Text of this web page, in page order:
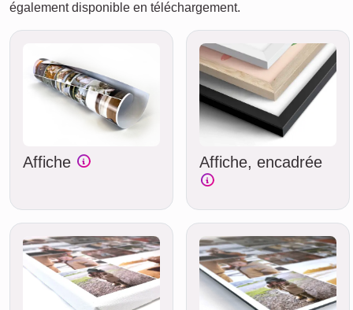
également disponible en téléchargement.
Affiche Affiche, encadrée